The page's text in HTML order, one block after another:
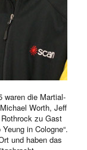
waren die Martial-
Worth, Jeff
zu Gast
in Cologne“.
und haben das